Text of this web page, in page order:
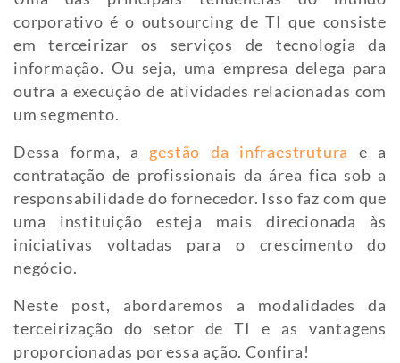
corporativo é o outsourcing de TI que consiste
em terceirizar os serviços de tecnologia da
informação. Ou seja, uma empresa delega para
outra a execução de atividades relacionadas com
um segmento.
Dessa forma, a gestão da infraestrutura
e a
contratação de profissionais da área fica sob a
responsabilidade do fornecedor. Isso faz com que
uma instituição esteja mais direcionada às
iniciativas voltadas para o crescimento do
negócio.
Neste post, abordaremos a modalidades da
terceirização do setor de TI e as vantagens
proporcionadas por essa ação. Confira!